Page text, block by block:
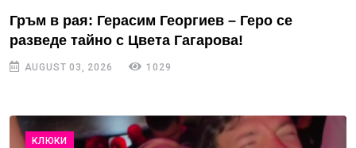
Гръм в рая: Герасим Георгиев – Геро се
разведе тайно с Цвета Гагарова!
AUGUST 03, 2026 1029
КЛЮКИ